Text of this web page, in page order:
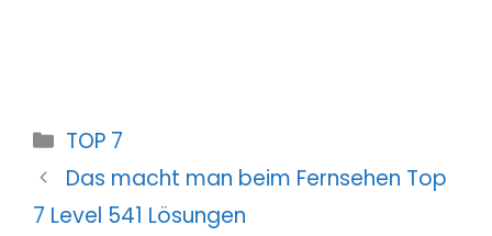
Kategorien
TOP 7
Das macht man beim Fernsehen Top
7 Level 541 Lösungen